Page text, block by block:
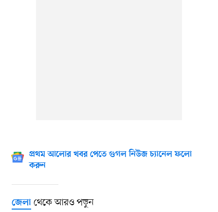
প্রথম আলোর খবর পেতে গুগল নিউজ চ্যানেল ফলো
করুন
জেলাথেকে আরও পড়ুন